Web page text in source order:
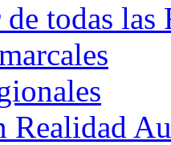
todas las
Realidad